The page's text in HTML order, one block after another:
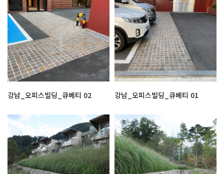
강남_오피스빌딩_큐베티 02 강남_오피스빌딩_큐베티 01